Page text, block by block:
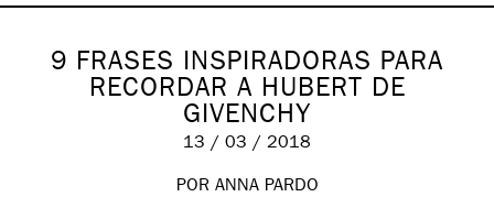
9 FRASES INSPIRADORAS PARA
RECORDAR A HUBERT DE
GIVENCHY
13 / 03 / 2018
POR ANNA PARDO